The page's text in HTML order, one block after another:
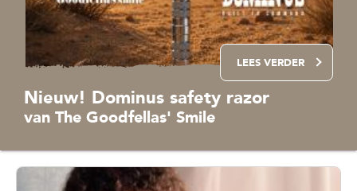
Nieuw! Dominus safety razor
van The Goodfellas' Smile
LEES VERDER